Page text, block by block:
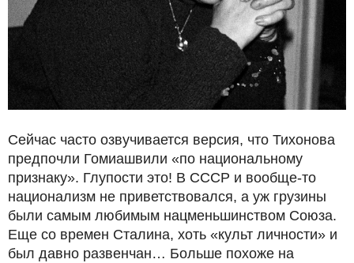
Сейчас часто озвучивается версия, что Тихонова
предпочли Гомиашвили «по национальному
признаку». Глупости это! В СССР и вообще-то
национализм не приветствовался, а уж грузины
были самым любимым нацменьшинством Союза.
Еще со времен Сталина, хоть «культ личности» и
был давно развенчан… Больше похоже на